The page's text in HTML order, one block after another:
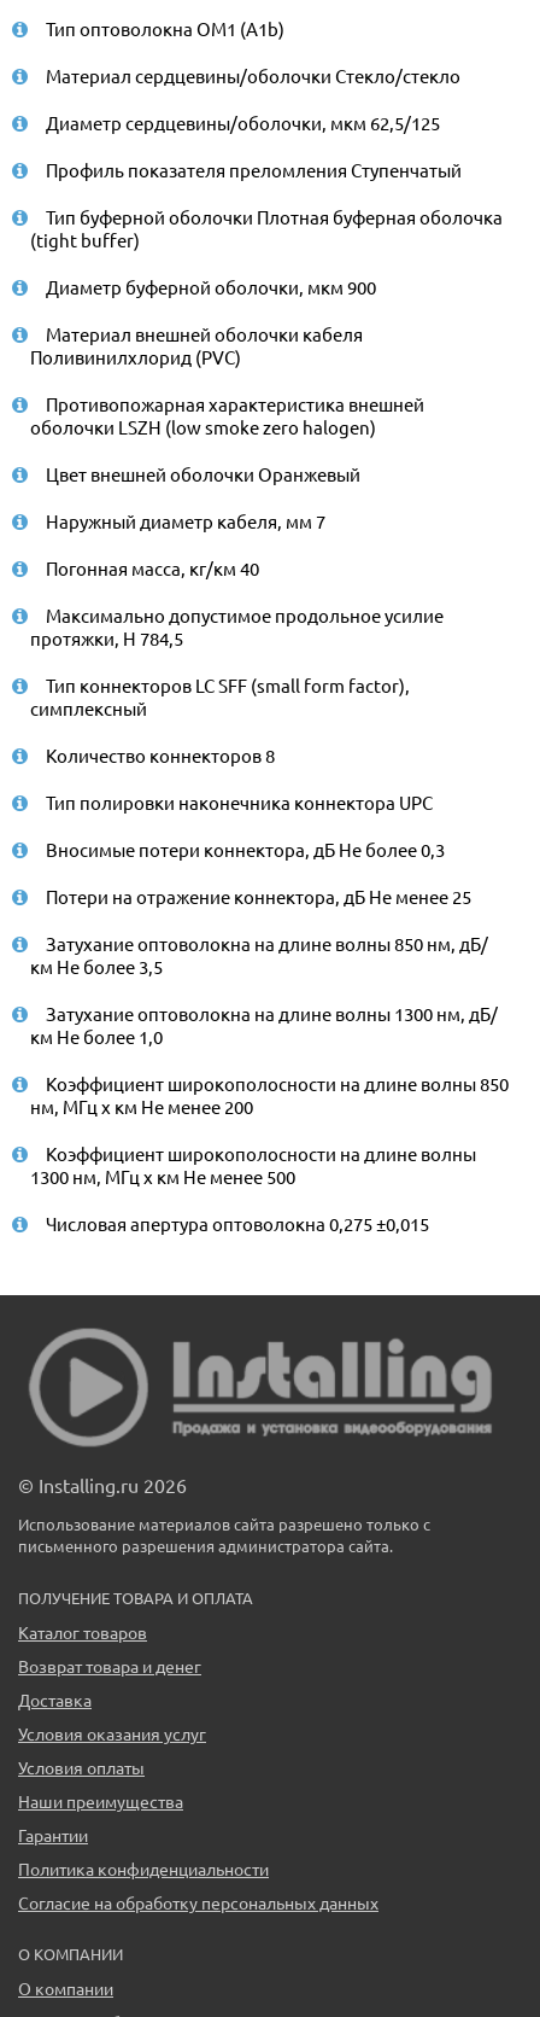
Тип оптоволокна ОМ1 (A1b)
Материал сердцевины/оболочки Стекло/стекло
Диаметр сердцевины/оболочки, мкм 62,5/125
Профиль показателя преломления Ступенчатый
Тип буферной оболочки Плотная буферная оболочка
(tight buffer)
Диаметр буферной оболочки, мкм 900
Материал внешней оболочки кабеля
Поливинилхлорид (PVC)
Противопожарная характеристика внешней
оболочки LSZH (low smoke zero halogen)
Цвет внешней оболочки Оранжевый
Наружный диаметр кабеля, мм 7
Погонная масса, кг/км 40
Максимально допустимое продольное усилие
протяжки, Н 784,5
Тип коннекторов LC SFF (small form factor),
симплексный
Количество коннекторов 8
Тип полировки наконечника коннектора UPC
Вносимые потери коннектора, дБ Не более 0,3
Потери на отражение коннектора, дБ Не менее 25
Затухание оптоволокна на длине волны 850 нм, дБ/
км Не более 3,5
Затухание оптоволокна на длине волны 1300 нм, дБ/
км Не более 1,0
Коэффициент широкополосности на длине волны 850
нм, МГц x км Не менее 200
Коэффициент широкополосности на длине волны
1300 нм, МГц x км Не менее 500
Числовая апертура оптоволокна 0,275 ±0,015
© Installing.ru 2026
Использование материалов сайта разрешено только с
письменного разрешения администратора сайта.
ПОЛУЧЕНИЕ ТОВАРА И ОПЛАТА
Каталог товаров
Возврат товара и денег
Доставка
Условия оказания услуг
Условия оплаты
Наши преимущества
Гарантии
Политика конфиденциальности
Согласие на обработку персональных данных
О КОМПАНИИ
О компании